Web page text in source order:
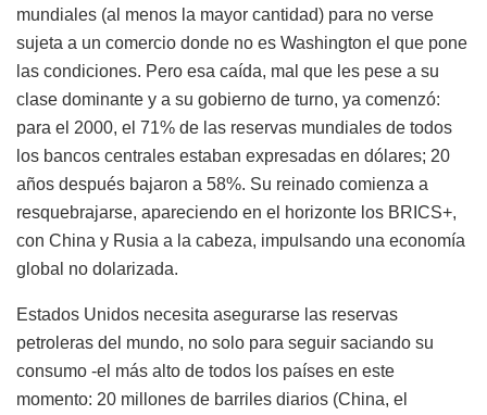
mundiales (al menos la mayor cantidad) para no verse
sujeta a un comercio donde no es Washington el que pone
las condiciones. Pero esa caída, mal que les pese a su
clase dominante y a su gobierno de turno, ya comenzó:
para el 2000, el 71% de las reservas mundiales de todos
los bancos centrales estaban expresadas en dólares; 20
años después bajaron a 58%. Su reinado comienza a
resquebrajarse, apareciendo en el horizonte los BRICS+,
con China y Rusia a la cabeza, impulsando una economía
global no dolarizada.
Estados Unidos necesita asegurarse las reservas
petroleras del mundo, no solo para seguir saciando su
consumo -el más alto de todos los países en este
momento: 20 millones de barriles diarios (China, el